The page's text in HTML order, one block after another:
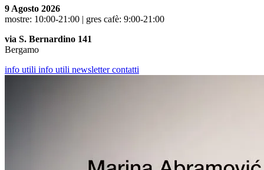
9 Agosto 2026
mostre: 10:00-21:00 | gres cafè: 9:00-21:00
via S. Bernardino 141
Bergamo
info utili info utili newslettercontatti